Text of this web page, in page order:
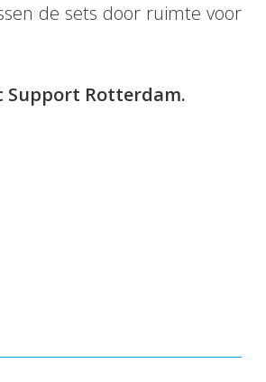
de sets door ruimte voor
Support Rotterdam.